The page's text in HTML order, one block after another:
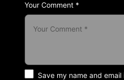
Your Comment *
Save my name and